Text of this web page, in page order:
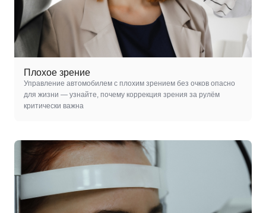
Плохое зрение
Управление автомобилем с плохим зрением без очков опасно
для жизни — узнайте, почему коррекция зрения за рулём
критически важна